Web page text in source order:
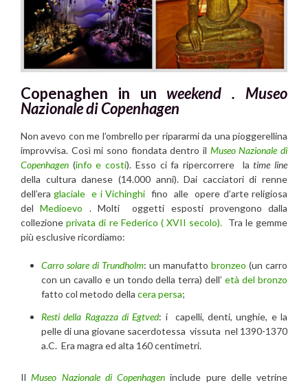
Copenaghen in un weekend .Museo
Nazionale di Copenhagen
Non avevo con me l’ombrello per ripararmi da una pioggerellina
improvvisa. Così mi sono fiondata dentro il Museo Nazionale di
Copenhagen (info e costi). Esso ci fa ripercorrere latime line
della cultura danese (14.000 anni). Dai cacciatori di renne
dell’eraglaciale e i Vichinghi fino alle opere d’arte religiosa
delMedioevo . Molti oggetti esposti provengono dalla
collezioneprivata di re Federico ( XVII secolo). Tra le gemme
più esclusive ricordiamo:
Carro solare di Trundholm: un manufatto bronzeo (un carro
con un cavallo e un tondo della terra) dell’età del bronzo
fatto col metodo della cera persa;
Resti della Ragazza di Egtved: i capelli, denti, unghie, e la
pelle di una giovane sacerdotessa vissuta nel 1390-1370
a.C. Era magra ed alta 160 centimetri.
IlMuseo Nazionale di Copenhagen include pure delle vetrine